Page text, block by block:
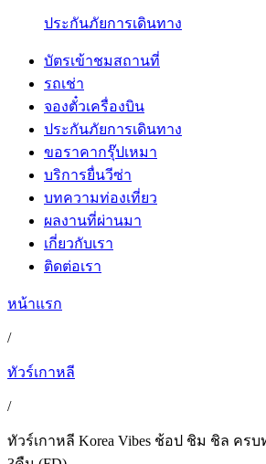
ประกันภัยการเดินทาง
บัตรเข้าชมสถานที่
รถเช่า
จองตั๋วเครื่องบิน
ประกันภัยการเดินทาง
ขอราคากรุ๊ปเหมา
บริการยื่นวีซ่า
บทความท่องเที่ยว
ผลงานที่ผ่านมา
เกี่ยวกับเรา
ติดต่อเรา
หน้าแรก
/
ทัวร์เกาหลี
/
ทัวร์เกาหลี Korea Vibes ช้อป ชิม ชิล คร